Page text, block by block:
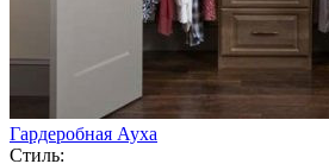
Гардеробная Ауха
Стиль: